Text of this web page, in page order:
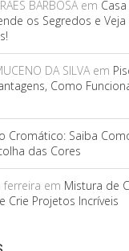
BARBOSAem
os Segredos e Veja
DA SILVAem
Como
Cromático: Saiba
das Cores
ferreira em Mistura de
Crie Projetos Incríveis